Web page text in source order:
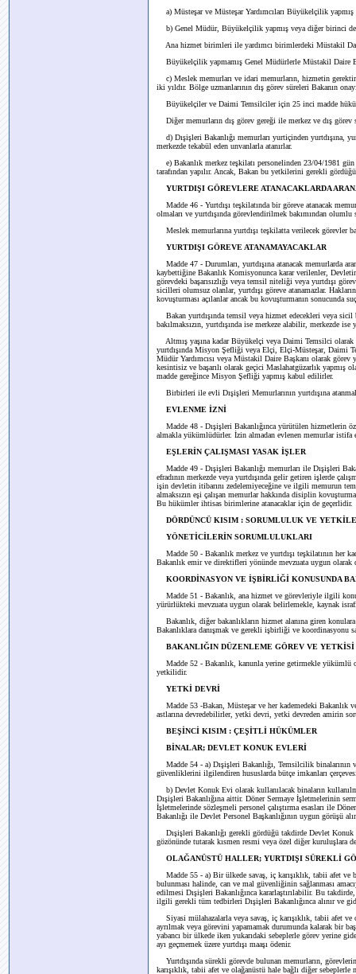
a) Müsteşar ve Müsteşar Yardımcıları Büyükelçilik yapmış
b) Genel Müdür, Büyükelçilik yapmış veya diğer birinci
Ana hizmet birimleri ile yardımcı birimlerdeki Müstakil
Büyükelçilik yapmamış Genel Müdürlerle Müstakil Daire
c) Meslek memurları ve idari memurların, hizmetin
iki yıldır. Bölge uzmanlarının dış görev süreleri Bakanın
Büyükelçiler ve Daimi Temsilciler için 25 inci madde
Diğer memurların dış görev gereği ile merkez ve dış
d) Dışişleri Bakanlığı memurları yurtiçinden yurtdışına,
merkezde tekabül eden unvanlarla atanırlar.
e) Bakanlık merkez teşkilatı personelinden 23/04/1981 gün
tarafından yapılır. Ancak, Bakan bu yetkilerini gerekli
YURTDIŞI GÖREVLERE ATANACAKLARDA
Madde 46 - Yurtdışı teşkilatında bir göreve atanacak
olmaları ve yurtdışında görevlendirilmek bakımından
Meslek memurlarına yurtdışı teşkilatta verilecek görevler
YURTDIŞI GÖREVE ATANAMAYACAKLAR
Madde 47 - Durumları, yurtdışına atanacak memurlarda
kaybettiğine Bakanlık Komisyonunca karar verilenler,
görevdeki başarısızlığı veya temsil niteliği veya yurtdışı
sicilleri olumsuz olanlar, yurtdışı göreve atanamazlar.
kovuşturması açılanlar ancak bu kovuşturmanın sonucunda
Bakan yurtdışında temsil veya hizmet edecekleri veya sicil
bakılmaksızın, yurtdışında ise merkeze alabilir, merkezde ise
Altmış yaşına kadar Büyükelçi veya Daimi Temsilci
yurtdışında Misyon Şefliği veya Elçi, Elçi-Müsteşar, Daimi
Müdür Yardımcısı veya Müstakil Daire Başkanı olarak görev
kesintisiz ve başarılı olarak geçici Maslahatgüzarlık yapmış
madde gereğince Misyon Şefliği yapmış kabul edilirler.
Birbirleri ile evli Dışişleri Memurlarının yurtdışına
EVLENME İZNİ
Madde 48 - Dışişleri Bakanlığınca yürütülen hizmetlerin
almakla yükümlüdürler. İzin almadan evlenen memurlar istifa
EŞLERİN ÇALIŞMASI YASAK İŞLER
Madde 49 - Dışişleri Bakanlığı memurları ile Dışişleri
efradının merkezde veya yurtdışında gelir getiren işlerde
işin devletin itibarını zedelemiyeceğine ve ilgili memurun
almaksızın eşi çalışan memurlar hakkında disiplin
Bu hükümler ihtisas birimlerine atanacaklar için de geçerlidir.
DÖRDÜNCÜ KISIM : SORUMLULUK VE
YÖNETİCİLERİN SORUMLULUKLARI
Madde 50 - Bakanlık merkez ve yurtdışı teşkilatının
Bakanlık emir ve direktifleri yönünde mevzuata uygun
KOORDİNASYON VE İŞBİRLİĞİ KONUSUNDA
Madde 51 - Bakanlık, ana hizmet ve görevleriyle ilgili
yürürlükteki mevzuata uygun olarak belirlemekle, kaynak
Bakanlık, diğer bakanlıkların hizmet alanına giren
Bakanlıklara danışmak ve gerekli işbirliği ve koordinasyonu
BAKANLIĞIN DÜZENLEME GÖREV VE YETKİSİ
Madde 52 - Bakanlık, kanunla yerine getirmekle
yetkilidir.
YETKİ DEVRİ
Madde 53 -Bakan, Müsteşar ve her kademedeki Bakanlık
astlarına devredebilirler, yetki devri, yetki devreden amirin
BEŞİNCİ KISIM : ÇEŞİTLİ HÜKÜMLER
BİNALAR; DEVLET KONUK EVLERİ
Madde 54 - a) Dışişleri Bakanlığı, Temsilcilik binalarının
güvenliklerini ilgilendiren hususlarda bütçe imkanları
b) Devlet Konuk Evi olarak kullanılacak binaların
Dışişleri Bakanlığına aittir. Döner Sermaye İşletmelerinin
İşletmelerinde sözleşmeli personel çalıştırma esasları ile
Bakanlığı ile Devlet Personel Başkanlığının uygun görüşü
Dışişleri Bakanlığı gerekli gördüğü takdirde Devlet
gözönünde tutarak kısmen resmi veya özel diğer kuruluşlara
OLAĞANÜSTÜ HALLER; YURTDIŞI SÜREKLİ
Madde 55 - a) Bir ülkede savaş, iç karışıklık, tabii afet ve
bulunması halinde, can ve mal güvenliğinin sağlanması
edilmesi Dışişleri Bakanlığınca kararlaştırılabilir. Bu
ilgili gerekli tüm tedbirleri Dışişleri Bakanlığınca alınır ve
Siyasi mülahazalarla veya savaş, iç karışıklık, tabii afet ve
ayrılmak veya görevini yapamamak durumunda kalarak bir
yabancı bir ülkede iken yukarıdaki sebeplerle görev yerine
ayı geçmemek üzere yurtdışı maaşı ödenir.
Yurtdışında sürekli görevde bulunan memurların,
karışıklık, tabii afet ve olağanüstü hale bağlı diğer